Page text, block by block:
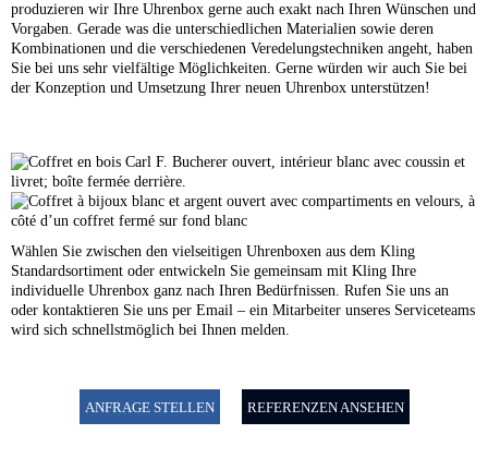
produzieren wir Ihre Uhrenbox gerne auch exakt nach Ihren Wünschen und
Vorgaben. Gerade was die unterschiedlichen Materialien sowie deren
Kombinationen und die verschiedenen Veredelungstechniken angeht, haben
Sie bei uns sehr vielfältige Möglichkeiten. Gerne würden wir auch Sie bei
der Konzeption und Umsetzung Ihrer neuen Uhrenbox unterstützen!
Wählen Sie zwischen den vielseitigen Uhrenboxen aus dem Kling
Standardsortiment oder entwickeln Sie gemeinsam mit Kling Ihre
individuelle Uhrenbox ganz nach Ihren Bedürfnissen. Rufen Sie uns an
oder kontaktieren Sie uns per Email – ein Mitarbeiter unseres Serviceteams
wird sich schnellstmöglich bei Ihnen melden.
ANFRAGE STELLEN REFERENZEN ANSEHEN